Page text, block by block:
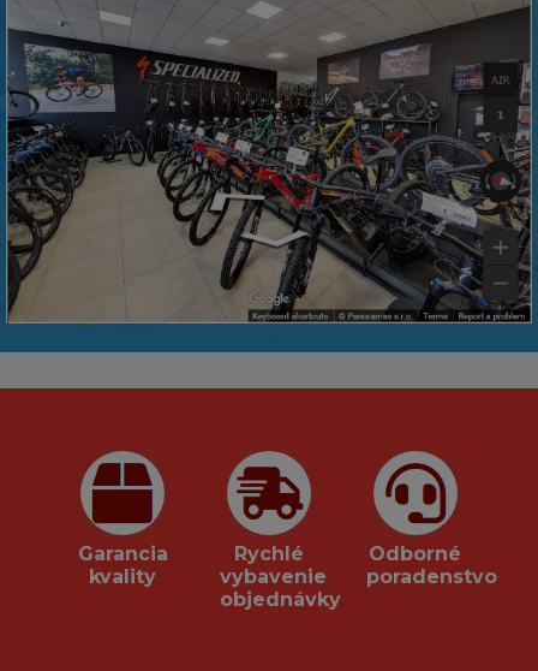
Garancia
kvality
Rychlé
vybavenie
objednávky
Odborné
poradenstvo